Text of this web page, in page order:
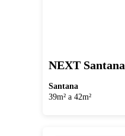
NEXT Santana
Santana
39m² a 42m²